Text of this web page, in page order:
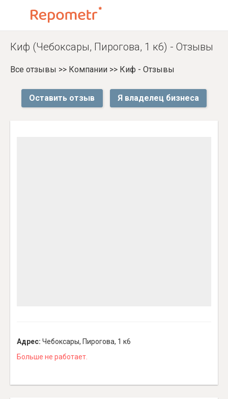
Киф (Чебоксары, Пирогова, 1 к6) - Отзывы
Все отзывы >> Компании >> Киф - Отзывы
Оставить отзыв Я владелец бизнеса
Адрес: Чебоксары, Пирогова, 1 к6
Больше не работает.